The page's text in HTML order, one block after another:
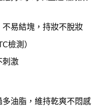
易結塊，持妝不脫妝
檢測）
刺激
油脂，維持乾爽不悶感